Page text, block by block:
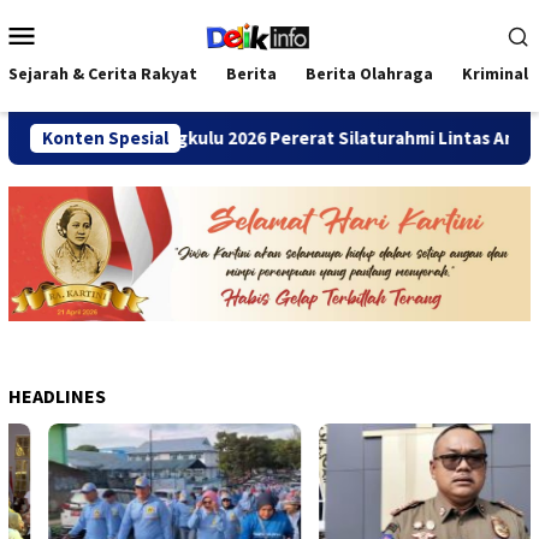
ke
kontenMobile
Sejarah & Cerita Rakyat Berita Berita Olahraga Kriminal
Konten Spesial
SMANDA Bengkulu 2026 Pererat Silaturahmi Lintas Angkatan
HEADLINES